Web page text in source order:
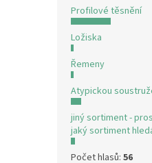
Profilové těsnění
Ložiska
Řemeny
Atypickou
jiný sortiment -
jaký sortiment
Počet hlasů: 56